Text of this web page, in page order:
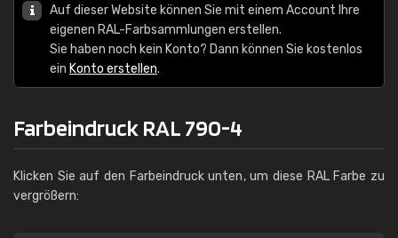
Auf dieser Website können Sie mit einem Account Ihre
eigenen RAL-Farbsammlungen erstellen.
Sie haben noch kein Konto? Dann können Sie kostenlos
ein Konto erstellen.
Farbeindruck RAL 790-4
Klicken Sie auf den Farbeindruck unten, um diese RAL Farbe zu
vergrößern: